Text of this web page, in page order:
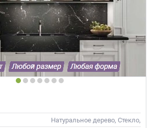
Натуральное дерево, Стекло,